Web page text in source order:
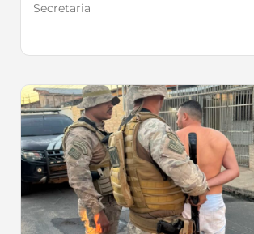
Secretaria